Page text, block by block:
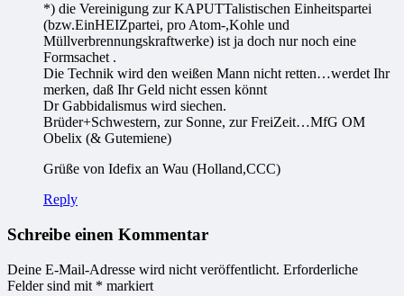
*) die Vereinigung zur KAPUTTalistischen Einheitspartei
(bzw.EinHEIZpartei, pro Atom-,Kohle und
Müllverbrennungskraftwerke) ist ja doch nur noch eine
Formsachet .
Die Technik wird den weißen Mann nicht retten…werdet Ihr
merken, daß Ihr Geld nicht essen könnt
Dr Gabbidalismus wird siechen.
Brüder+Schwestern, zur Sonne, zur FreiZeit…MfG OM
Obelix (& Gutemiene)
Grüße von Idefix an Wau (Holland,CCC)
Reply
Schreibe einen Kommentar
Deine E-Mail-Adresse wird nicht veröffentlicht. Erforderliche
Felder sind mit * markiert